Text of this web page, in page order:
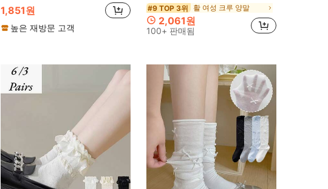
1,851원
높은 재방문 고객
#9 TOP 3위 활 여성 크루 양말
2,061원
100+ 판매됨